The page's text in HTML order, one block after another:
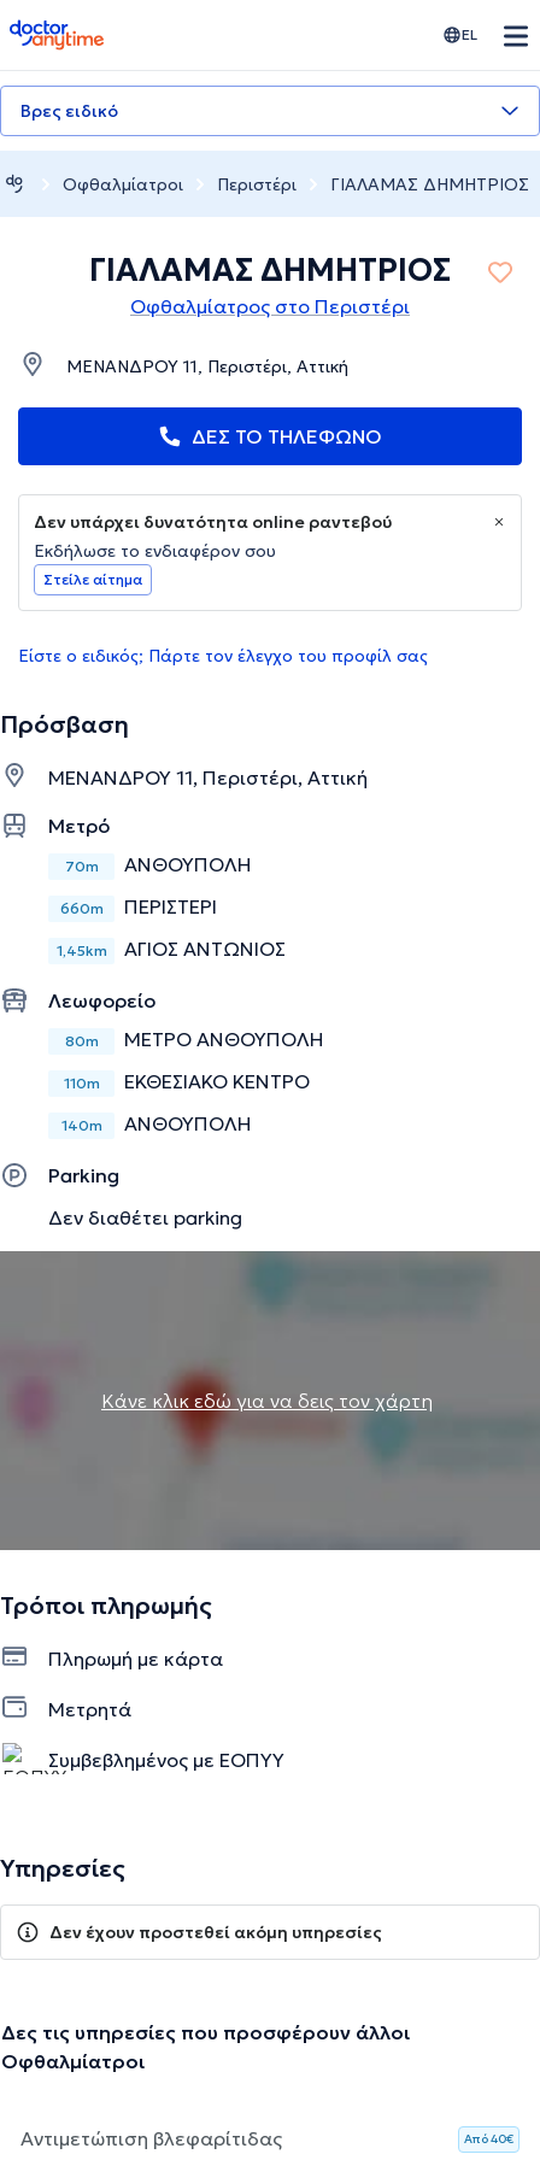
doctoranytime EL
Βρες ειδικό
Οφθαλμίατροι Περιστέρι ΓΙΑΛΑΜΑΣ ΔΗΜΗΤΡΙΟΣ
ΓΙΑΛΑΜΑΣ ΔΗΜΗΤΡΙΟΣ
Οφθαλμίατρος στο Περιστέρι
ΜΕΝΑΝΔΡΟΥ 11, Περιστέρι, Αττική
ΔΕΣ ΤΟ ΤΗΛΕΦΩΝΟ
Δεν υπάρχει δυνατότητα online ραντεβού
Εκδήλωσε το ενδιαφέρον σου
Στείλε αίτημα
Είστε ο ειδικός; Πάρτε τον έλεγχο του προφίλ σας
Πρόσβαση
ΜΕΝΑΝΔΡΟΥ 11, Περιστέρι, Αττική
Μετρό
70m ΑΝΘΟΥΠΟΛΗ
660m ΠΕΡΙΣΤΕΡΙ
1,45km ΑΓΙΟΣ ΑΝΤΩΝΙΟΣ
Λεωφορείο
80m ΜΕΤΡΟ ΑΝΘΟΥΠΟΛΗ
110m ΕΚΘΕΣΙΑΚΟ ΚΕΝΤΡΟ
140m ΑΝΘΟΥΠΟΛΗ
Parking
Δεν διαθέτει parking
Κάνε κλικ εδώ για να δεις τον χάρτη
Τρόποι πληρωμής
Πληρωμή με κάρτα
Μετρητά
Συμβεβλημένος με ΕΟΠΥΥ
Υπηρεσίες
Δεν έχουν προστεθεί ακόμη υπηρεσίες
Δες τις υπηρεσίες που προσφέρουν άλλοι
Οφθαλμίατροι
Αντιμετώπιση βλεφαρίτιδας Aπό 40€